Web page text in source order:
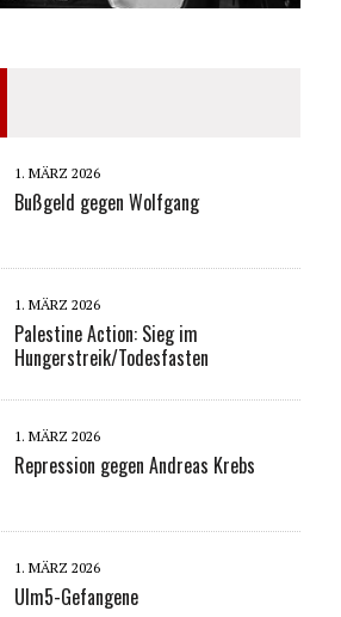
1. MÄRZ 2026
Bußgeld gegen Wolfgang
1. MÄRZ 2026
Palestine Action: Sieg im
Hungerstreik/Todesfasten
1. MÄRZ 2026
Repression gegen Andreas Krebs
1. MÄRZ 2026
Ulm5-Gefangene